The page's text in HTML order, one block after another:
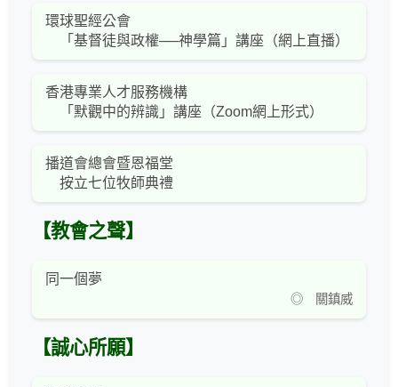
環球聖經公會
「基督徒與政權──神學篇」講座（網上直播）
香港專業人才服務機構
「默觀中的辨識」講座（Zoom網上形式）
播道會總會暨恩福堂
按立七位牧師典禮
【教會之聲】
同一個夢
◎ 關鎮威
【誠心所願】